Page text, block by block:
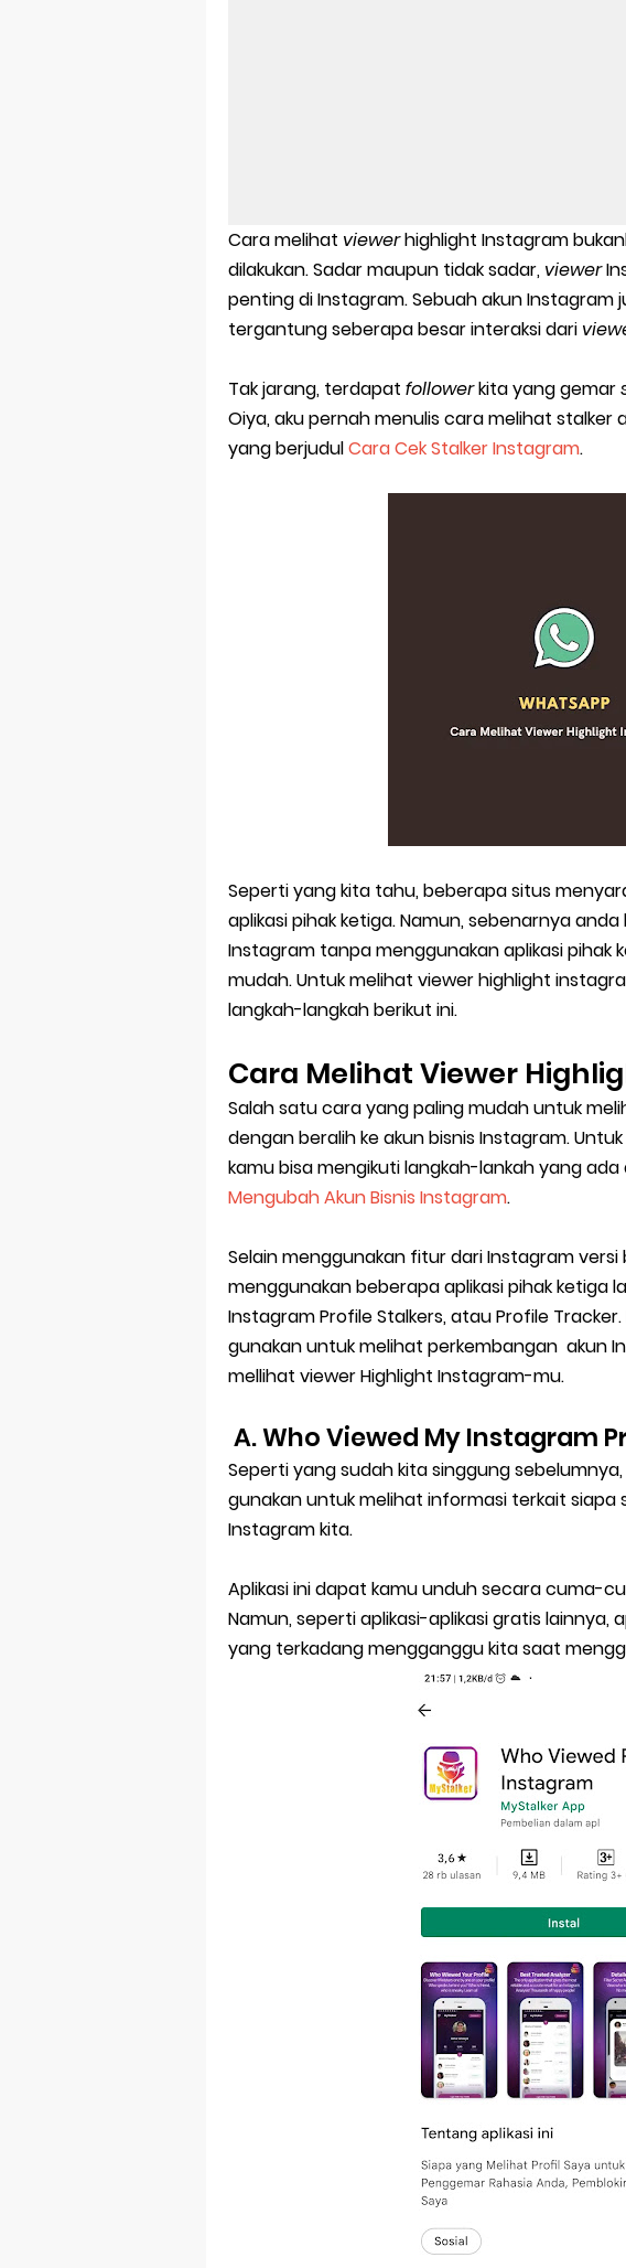
Power Window Universal:
Foto Grup Wa: Cara Mudah
Cara Menghapus Panggilan Di
Bitcoin Miner Android: Apa Itu
Pp Wa Couple Pasangan:
Aplikasi Togel Android: Solusi
Cara Membuat Pesan Anda
Cara melihat viewerhighlight Instagram
dilakukan. Sadar maupun tidak sadar, viewer
penting di Instagram. Sebuah akun Instagram
tergantung seberapa besar interaksi dari
Tak jarang, terdapat followerkita yang gemar
Oiya, aku pernah menulis cara melihat stalker
yang berjudulCara Cek Stalker Instagram.
Seperti yang kita tahu, beberapa situs
aplikasi pihak ketiga. Namun, sebenarnya
Instagram tanpa menggunakan aplikasi pihak
mudah. Untuk melihat viewer highlight
langkah-langkah berikut ini.
Cara Melihat Viewer
Salah satu cara yang paling mudah untuk
dengan beralih ke akun bisnis Instagram.
kamu bisa mengikuti langkah-lankah yang
Mengubah Akun Bisnis Instagram.
Selain menggunakan fitur dari Instagram versi
menggunakan beberapa aplikasi pihak ketiga
Instagram Profile Stalkers, atau Profile
gunakan untuk melihat perkembangan akun
mellihat viewer Highlight Instagram-mu.
A. Who Viewed My Instagram
Seperti yang sudah kita singgung
gunakan untuk melihat informasi terkait siapa
Instagram kita.
Aplikasi ini dapat kamu unduh secara cuma-
Namun, seperti aplikasi-aplikasi gratis lainnya,
yang terkadang mengganggu kita saat